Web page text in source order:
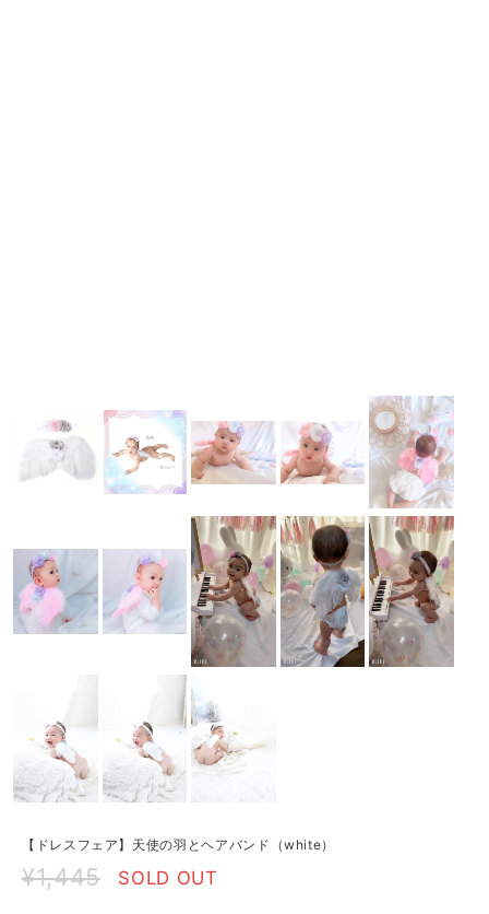
【ドレスフェア】天使の羽とヘアバンド（white）
¥1,445 SOLD OUT